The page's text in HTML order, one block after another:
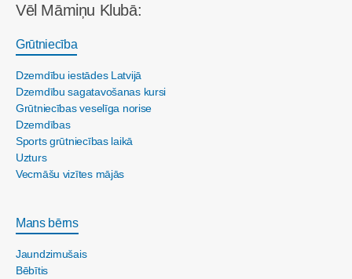
Vēl Māmiņu Klubā:
Grūtniecība
Dzemdību iestādes Latvijā
Dzemdību sagatavošanas kursi
Grūtniecības veselīga norise
Dzemdības
Sports grūtniecības laikā
Uzturs
Vecmāšu vizītes mājās
Mans bērns
Jaundzimušais
Bēbītis